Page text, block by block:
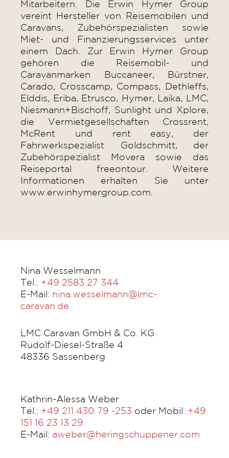
Mitarbeitern. Die Erwin Hymer Group
vereint Hersteller von Reisemobilen und
Caravans, Zubehörspezialisten sowie
Miet- und Finanzierungsservices unter
einem Dach. Zur Erwin Hymer Group
gehören die Reisemobil- und
Caravanmarken Buccaneer, Bürstner,
Carado, Crosscamp, Compass, Dethleffs,
Elddis, Eriba, Etrusco, Hymer, Laika, LMC,
Niesmann+Bischoff, Sunlight und Xplore,
die Vermietgesellschaften Crossrent,
McRent und rent easy, der
Fahrwerkspezialist Goldschmitt, der
Zubehörspezialist Movera sowie das
Reiseportal freeontour. Weitere
Informationen erhalten Sie unter
www.erwinhymergroup.com.
Nina Wesselmann
Tel.: +49 2583 27 344
E-Mail: nina.wesselmann@lmc-
caravan.de
LMC Caravan GmbH & Co. KG
Rudolf-Diesel-Straße 4
48336 Sassenberg
Kathrin-Alessa Weber
Tel.: +49 211 430 79 -253 oder Mobil: +49
151 16 23 13 29
E-Mail: aweber@heringschuppener.com